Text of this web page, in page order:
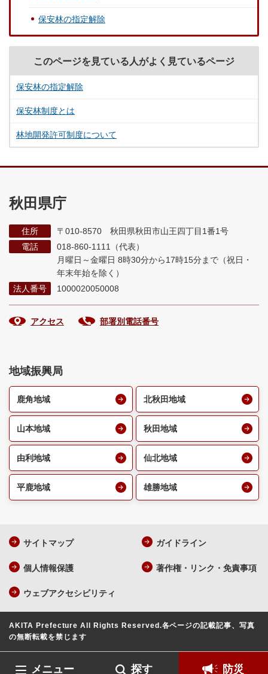
メニュー 探す 防災
保安林の指定解除
このページを見ている人がよく見ているページ
保安林の指定解除
保安林制度とは
林地開発許可制度について
秋田県庁
住所
〒010-8570 秋田県秋田市山王四丁目1番1号
電話
018-860-1111（代表）
月曜日～金曜日 8時30分から17時15分まで （祝日・
年末年始を除く）
法人番号
1000020050008
アクセス 部署別電話番号
地域振興局
鹿角地域 北秋田地域
山本地域 秋田地域
由利地域 仙北地域
平鹿地域 雄勝地域
サイトマップ ガイドライン
個人情報保護 著作権・リンク・免責事項
ウェブアクセシビリティ
AKITA Prefecture All Rights Reserved.各ページの記載記事、写真
の無断転載を禁じます